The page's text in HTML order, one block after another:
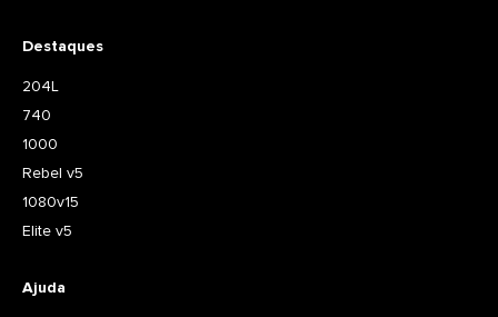
Destaques
204L
740
1000
Rebel v5
1080v15
Elite v5
Ajuda